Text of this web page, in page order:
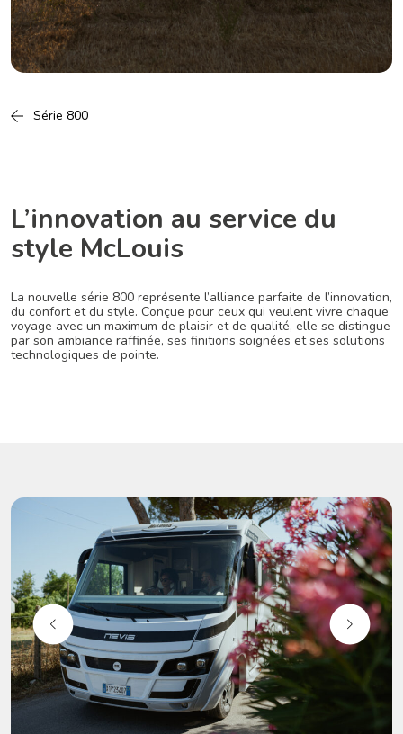
Série 800
L’innovation au service du
style McLouis
La nouvelle série 800 représente l’alliance parfaite de l’innovation,
du confort et du style. Conçue pour ceux qui veulent vivre chaque
voyage avec un maximum de plaisir et de qualité, elle se distingue
par son ambiance raffinée, ses finitions soignées et ses solutions
technologiques de pointe.